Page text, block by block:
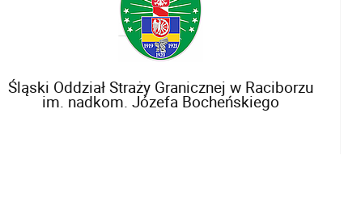
Śląski Oddział Straży Granicznej w Raciborzu
im. nadkom. Józefa Bocheńskiego